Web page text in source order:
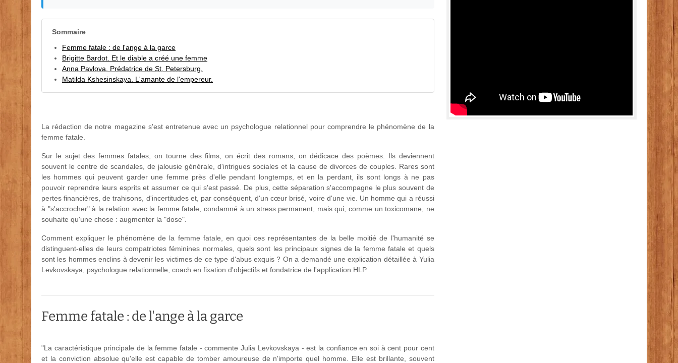
Sommaire
Femme fatale : de l'ange à la garce
Brigitte Bardot. Et le diable a créé une femme
Anna Pavlova. Prédatrice de St. Petersburg.
Matilda Kshesinskaya. L'amante de l'empereur.
La rédaction de notre magazine s'est entretenue avec un psychologue relationnel pour comprendre le phénomène de la
femme fatale.
Sur le sujet des femmes fatales, on tourne des films, on écrit des romans, on dédicace des poèmes. Ils deviennent
souvent le centre de scandales, de jalousie générale, d'intrigues sociales et la cause de divorces de couples. Rares sont
les hommes qui peuvent garder une femme près d'elle pendant longtemps, et en la perdant, ils sont longs à ne pas
pouvoir reprendre leurs esprits et assumer ce qui s'est passé. De plus, cette séparation s'accompagne le plus souvent de
pertes financières, de trahisons, d'incertitudes et, par conséquent, d'un cœur brisé, voire d'une vie. Un homme qui a réussi
à "s'accrocher" à la relation avec la femme fatale, condamné à un stress permanent, mais qui, comme un toxicomane, ne
souhaite qu'une chose : augmenter la "dose".
Comment expliquer le phénomène de la femme fatale, en quoi ces représentantes de la belle moitié de l'humanité se
distinguent-elles de leurs compatriotes féminines normales, quels sont les principaux signes de la femme fatale et quels
sont les hommes enclins à devenir les victimes de ce type d'abus exquis ? On a demandé une explication détaillée à Yulia
Levkovskaya, psychologue relationnelle, coach en fixation d'objectifs et fondatrice de l'application HLP.
Femme fatale : de l'ange à la garce
"La caractéristique principale de la femme fatale - commente Julia Levkovskaya - est la confiance en soi à cent pour cent
et la conviction absolue qu'elle est capable de tomber amoureuse de n'importe quel homme. Elle est brillante, souvent